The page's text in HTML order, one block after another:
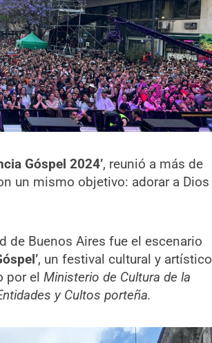
Góspel 2024’, reunió a más de
un mismo objetivo: adorar a Dios
de Buenos Aires fue el escenario
, un festival cultural y artístico
por el Ministerio de Cultura de la
y Cultos porteña.